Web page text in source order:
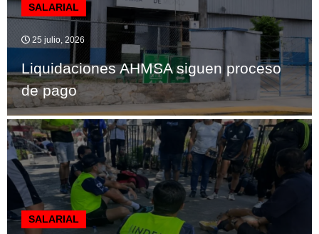
SALARIAL
25 julio, 2026
Liquidaciones AHMSA siguen proceso
de pago
SALARIAL